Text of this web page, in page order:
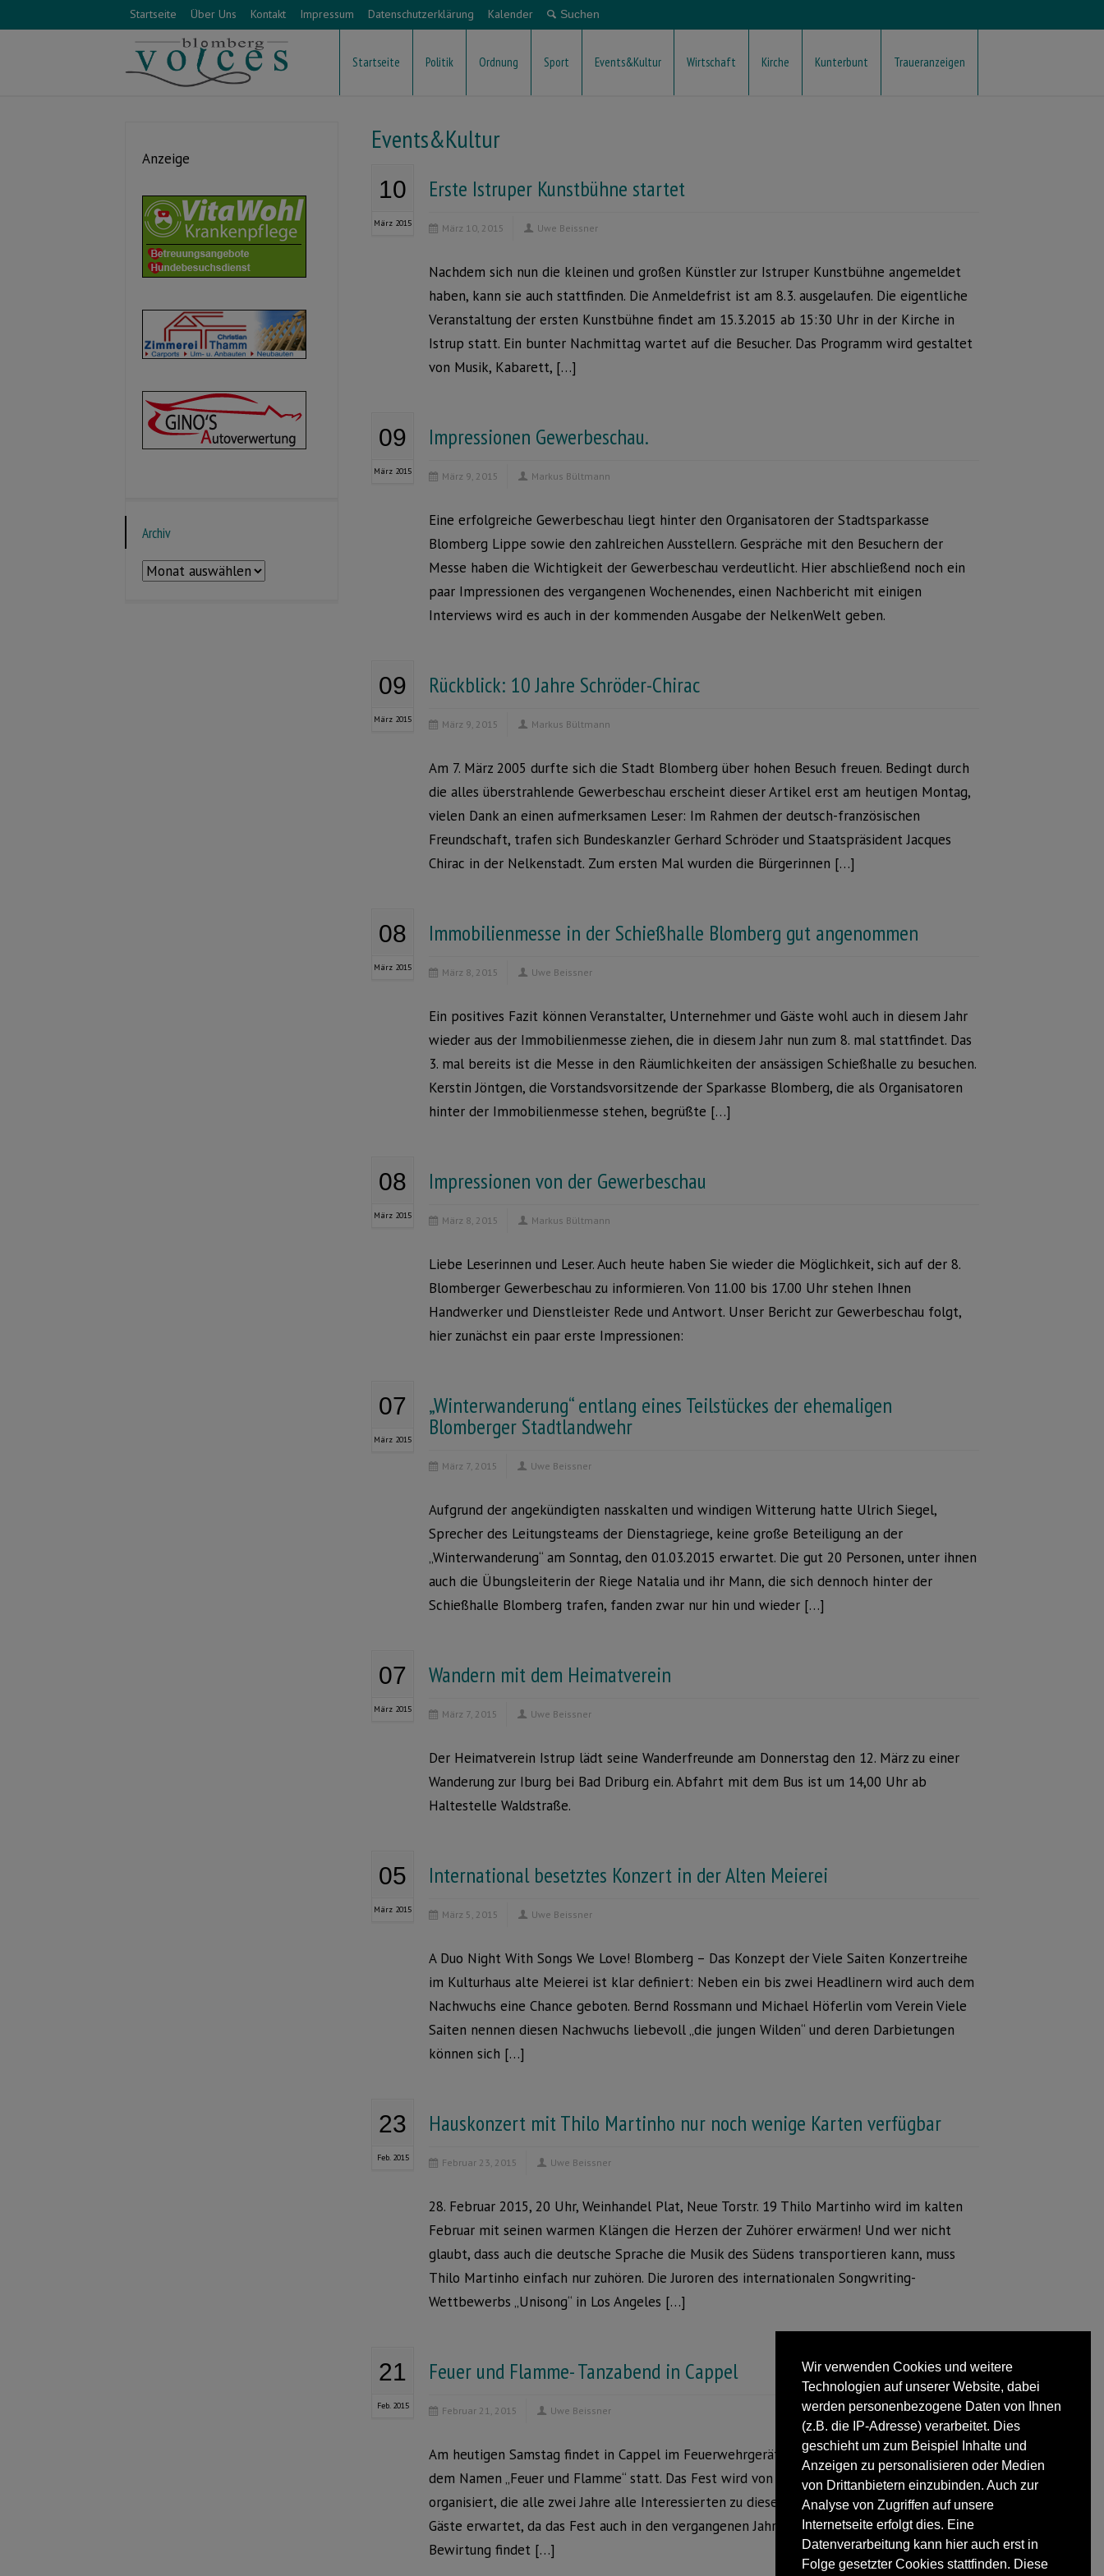
Wir verwenden Cookies und weitere
Technologien auf unserer Website, dabei
werden personenbezogene Daten von Ihnen
(z.B. die IP-Adresse) verarbeitet. Dies
geschieht um zum Beispiel Inhalte und
Anzeigen zu personalisieren oder Medien
von Drittanbietern einzubinden. Auch zur
Analyse von Zugriffen auf unsere
Internetseite erfolgt dies. Eine
Datenverarbeitung kann hier auch erst in
Folge gesetzter Cookies stattfinden. Diese
Startseite Über Uns Kontakt Impressum Datenschutzerklärung Kalender
Startseite Politik Ordnung Sport Events&Kultur Wirtschaft Kirche Kunterbunt Traueranzeigen
Events&Kultur
10
März 2015
Erste Istruper Kunstbühne startet
März 10, 2015 Uwe Beissner
Nachdem sich nun die kleinen und großen Künstler zur Istruper Kunstbühne angemeldet
haben, kann sie auch stattfinden. Die Anmeldefrist ist am 8.3. ausgelaufen. Die eigentliche
Veranstaltung der ersten Kunstbühne findet am 15.3.2015 ab 15:30 Uhr in der Kirche in
Istrup statt. Ein bunter Nachmittag wartet auf die Besucher. Das Programm wird gestaltet
von Musik, Kabarett, […]
09
März 2015
Impressionen Gewerbeschau.
März 9, 2015 Markus Bültmann
Eine erfolgreiche Gewerbeschau liegt hinter den Organisatoren der Stadtsparkasse
Blomberg Lippe sowie den zahlreichen Ausstellern. Gespräche mit den Besuchern der
Messe haben die Wichtigkeit der Gewerbeschau verdeutlicht. Hier abschließend noch ein
paar Impressionen des vergangenen Wochenendes, einen Nachbericht mit einigen
Interviews wird es auch in der kommenden Ausgabe der NelkenWelt geben.
09
März 2015
Rückblick: 10 Jahre Schröder-Chirac
März 9, 2015 Markus Bültmann
Am 7. März 2005 durfte sich die Stadt Blomberg über hohen Besuch freuen. Bedingt durch
die alles überstrahlende Gewerbeschau erscheint dieser Artikel erst am heutigen Montag,
vielen Dank an einen aufmerksamen Leser: Im Rahmen der deutsch-französischen
Freundschaft, trafen sich Bundeskanzler Gerhard Schröder und Staatspräsident Jacques
Chirac in der Nelkenstadt. Zum ersten Mal wurden die Bürgerinnen […]
08
März 2015
Immobilienmesse in der Schießhalle Blomberg gut angenommen
März 8, 2015 Uwe Beissner
Ein positives Fazit können Veranstalter, Unternehmer und Gäste wohl auch in diesem Jahr
wieder aus der Immobilienmesse ziehen, die in diesem Jahr nun zum 8. mal stattfindet. Das
3. mal bereits ist die Messe in den Räumlichkeiten der ansässigen Schießhalle zu besuchen.
Kerstin Jöntgen, die Vorstandsvorsitzende der Sparkasse Blomberg, die als Organisatoren
hinter der Immobilienmesse stehen, begrüßte […]
08
März 2015
Impressionen von der Gewerbeschau
März 8, 2015 Markus Bültmann
Liebe Leserinnen und Leser. Auch heute haben Sie wieder die Möglichkeit, sich auf der 8.
Blomberger Gewerbeschau zu informieren. Von 11.00 bis 17.00 Uhr stehen Ihnen
Handwerker und Dienstleister Rede und Antwort. Unser Bericht zur Gewerbeschau folgt,
hier zunächst ein paar erste Impressionen:
07
März 2015
„Winterwanderung“ entlang eines Teilstückes der ehemaligen
Blomberger Stadtlandwehr
März 7, 2015 Uwe Beissner
Aufgrund der angekündigten nasskalten und windigen Witterung hatte Ulrich Siegel,
Sprecher des Leitungsteams der Dienstagriege, keine große Beteiligung an der
„Winterwanderung“ am Sonntag, den 01.03.2015 erwartet. Die gut 20 Personen, unter ihnen
auch die Übungsleiterin der Riege Natalia und ihr Mann, die sich dennoch hinter der
Schießhalle Blomberg trafen, fanden zwar nur hin und wieder […]
07
März 2015
Wandern mit dem Heimatverein
März 7, 2015 Uwe Beissner
Der Heimatverein Istrup lädt seine Wanderfreunde am Donnerstag den 12. März zu einer
Wanderung zur Iburg bei Bad Driburg ein. Abfahrt mit dem Bus ist um 14,00 Uhr ab
Haltestelle Waldstraße.
05
März 2015
International besetztes Konzert in der Alten Meierei
März 5, 2015 Uwe Beissner
A Duo Night With Songs We Love! Blomberg – Das Konzept der Viele Saiten Konzertreihe
im Kulturhaus alte Meierei ist klar definiert: Neben ein bis zwei Headlinern wird auch dem
Nachwuchs eine Chance geboten. Bernd Rossmann und Michael Höferlin vom Verein Viele
Saiten nennen diesen Nachwuchs liebevoll „die jungen Wilden“ und deren Darbietungen
können sich […]
23
Feb. 2015
Hauskonzert mit Thilo Martinho nur noch wenige Karten verfügbar
Februar 23, 2015 Uwe Beissner
28. Februar 2015, 20 Uhr, Weinhandel Plat, Neue Torstr. 19 Thilo Martinho wird im kalten
Februar mit seinen warmen Klängen die Herzen der Zuhörer erwärmen! Und wer nicht
glaubt, dass auch die deutsche Sprache die Musik des Südens transportieren kann, muss
Thilo Martinho einfach nur zuhören. Die Juroren des internationalen Songwriting-
Wettbewerbs „Unisong“ in Los Angeles […]
21
Feb. 2015
Feuer und Flamme- Tanzabend in Cappel
Februar 21, 2015 Uwe Beissner
Am heutigen Samstag findet in Cappel im Feuerwehrgerätehaus der 5. Tanzabend unter
dem Namen „Feuer und Flamme“ statt. Das Fest wird von der Feuerwehr Cappel
organisiert, die alle zwei Jahre alle Interessierten zu diesem Abend einlädt. Es werden viele
Gäste erwartet, da das Fest auch in den vergangenen Jahren sehr beliebt war. Die
Bewirtung findet […]
Anzeige
Archiv
Archiv